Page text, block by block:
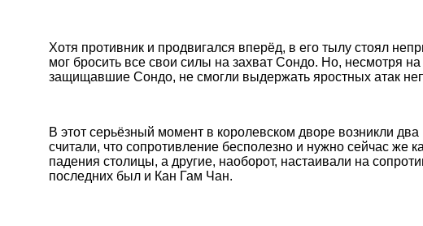
Хотя противник и продвигался вперёд, в его тылу стоял
мог бросить все свои силы на захват Сондо. Но, несмотря
защищавшие Сондо, не смогли выдержать яростных атак
В этот серьёзный момент в королевском дворе возникли
считали, что сопротивление бесполезно и нужно сейчас же
падения столицы, а другие, наоборот, настаивали на
последних был и Кан Гам Чан.